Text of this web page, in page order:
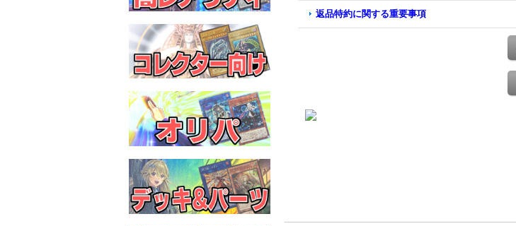
返品特約に関する重要事項